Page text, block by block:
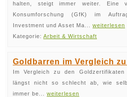
halten, steigt immer weiter. Eine
Konsumforschung (GfK) im
Investment und Asset Ma... weiterlesen
Kategorie: Arbeit & Wirtschaft
Goldbarren im Vergleich
Im Vergleich zu den
längst nicht so schlecht ab, wie
immer be... weiterlesen